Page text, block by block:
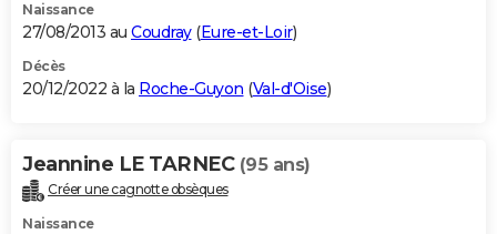
Naissance
27/08/2013 au Coudray(Eure-et-Loir)
Décès
20/12/2022 à la Roche-Guyon (Val-d'Oise)
Jeannine LE TARNEC (95 ans)
Créer une cagnotte obsèques
Naissance